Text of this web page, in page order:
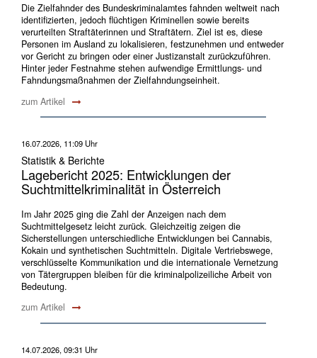
Die Zielfahnder des Bundeskriminalamtes fahnden weltweit nach
identifizierten, jedoch flüchtigen Kriminellen sowie bereits
verurteilten Straftäterinnen und Straftätern. Ziel ist es, diese
Personen im Ausland zu lokalisieren, festzunehmen und entweder
vor Gericht zu bringen oder einer Justizanstalt zurückzuführen.
Hinter jeder Festnahme stehen aufwendige Ermittlungs- und
Fahndungsmaßnahmen der Zielfahndungseinheit.
zum Artikel
16.07.2026, 11:09 Uhr
Statistik & Berichte
Lagebericht 2025: Entwicklungen der
Suchtmittelkriminalität in Österreich
Im Jahr 2025 ging die Zahl der Anzeigen nach dem
Suchtmittelgesetz leicht zurück. Gleichzeitig zeigen die
Sicherstellungen unterschiedliche Entwicklungen bei Cannabis,
Kokain und synthetischen Suchtmitteln. Digitale Vertriebswege,
verschlüsselte Kommunikation und die internationale Vernetzung
von Tätergruppen bleiben für die kriminalpolizeiliche Arbeit von
Bedeutung.
zum Artikel
14.07.2026, 09:31 Uhr